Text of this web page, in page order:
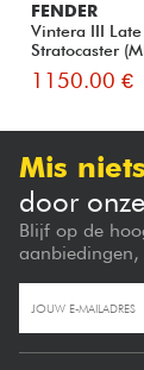
FENDER
Vintera III Late
Stratocaster
C...
1150.00 €
Mis niets
door
Blijf op de